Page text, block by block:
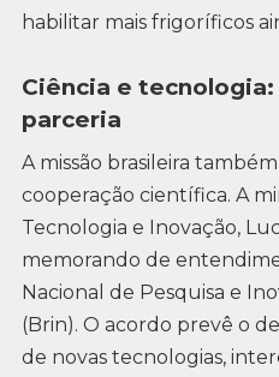
habilitar mais frigoríficos
Ciência e
parceria
A missão brasileira
cooperação científica. A
Tecnologia e Inovação,
memorando de
Nacional de Pesquisa e
(Brin). O acordo prevê o
de novas tecnologias,